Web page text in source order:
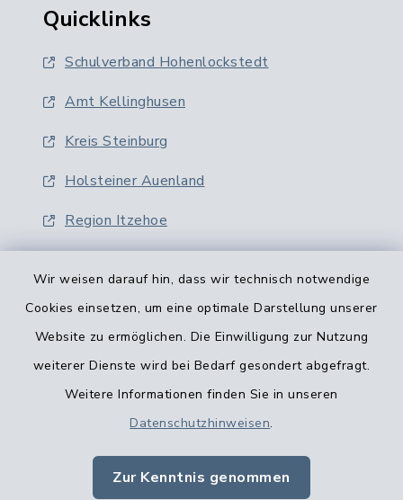
Wir weisen darauf hin, dass wir technisch notwendige
Cookies einsetzen, um eine optimale Darstellung unserer
Website zu ermöglichen. Die Einwilligung zur Nutzung
weiterer Dienste wird bei Bedarf gesondert abgefragt.
Weitere Informationen finden Sie in unseren
Datenschutzhinweisen.
Zur Kenntnis genommen
Quicklinks
Schulverband Hohenlockstedt
Amt Kellinghusen
Kreis Steinburg
Holsteiner Auenland
Region Itzehoe
Barrierefreiheit
Impressum